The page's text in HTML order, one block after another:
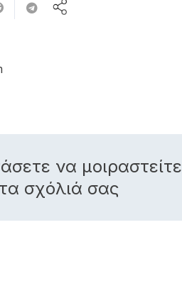
να μοιραστείτε
τα σχόλιά σας